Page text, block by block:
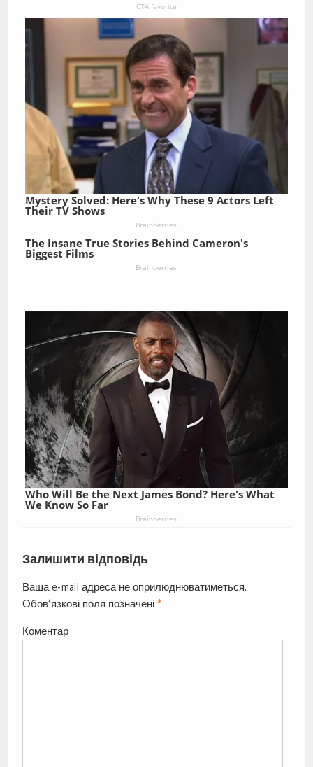
CTA favorite
Mystery Solved: Here's Why These 9 Actors Left
Their TV Shows
Brainberries
The Insane True Stories Behind Cameron's
Biggest Films
Brainberries
Who Will Be the Next James Bond? Here's What
We Know So Far
Brainberries
Залишити відповідь
Ваша e-mail адреса не оприлюднюватиметься.
Обов’язкові поля позначені *
Коментар